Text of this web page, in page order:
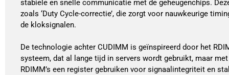
stabiele en snelle communicatie met de geheugenchips.
zoals ‘Duty Cycle-correctie’, die zorgt voor nauwkeurige
de kloksignalen.
De technologie achter CUDIMM is geïnspireerd door het
systeem, dat al lange tijd in servers wordt gebruikt, maar
RDIMM’s een register gebruiken voor signaalintegriteit en